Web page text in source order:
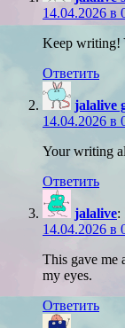
14.04.2026 в
Keep writing!
Ответить
jalalive
14.04.2026 в
Your writing
Ответить
jalalive:
14.04.2026 в
This gave me
my eyes.
Ответить